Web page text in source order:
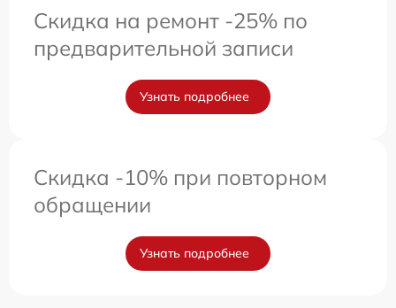
Скидка на ремонт -25% по
предварительной записи
Узнать подробнее
Скидка -10% при повторном
обращении
Узнать подробнее